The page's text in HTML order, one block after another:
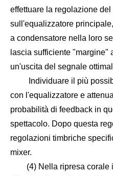
effettuare la regolazione
sull'equalizzatore
a condensatore nella loro
lascia sufficiente "margine"
un'uscita del segnale
Individuare il più
con l'equalizzatore e
probabilità di feedback in
spettacolo. Dopo questa
regolazioni timbriche
mixer.
(4) Nella ripresa corale